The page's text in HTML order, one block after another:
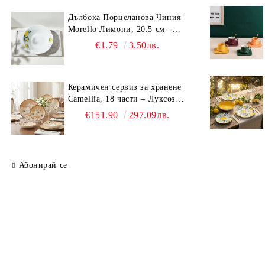
Дълбока Порцеланова Чиния
Morello Лимони, 20.5 см –
Средиземноморски Стил
€1.79 3.50лв.
Керамичен сервиз за хранене
Camellia, 18 части – Луксозен
комплект чинии с флорален
€151.90 297.09лв.
Абонирай се